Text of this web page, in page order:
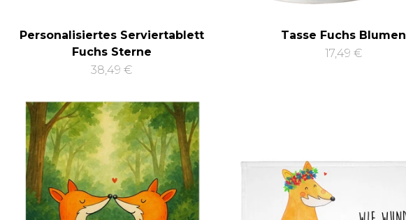
Personalisiertes Serviertablett
Fuchs Sterne
38,49 €
Tasse Fuchs Blumen
17,49 €